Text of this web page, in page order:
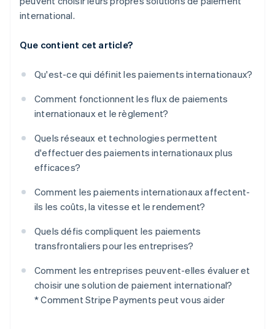
international.
Que contient cet article?
Qu'est-ce qui définit les paiements internationaux?
Comment fonctionnent les flux de paiements
internationaux et le règlement?
Quels réseaux et technologies permettent
d'effectuer des paiements internationaux plus
efficaces?
Comment les paiements internationaux affectent-
ils les coûts, la vitesse et le rendement?
Quels défis compliquent les paiements
transfrontaliers pour les entreprises?
Comment les entreprises peuvent-elles évaluer et
choisir une solution de paiement international?
* Comment Stripe Payments peut vous aider